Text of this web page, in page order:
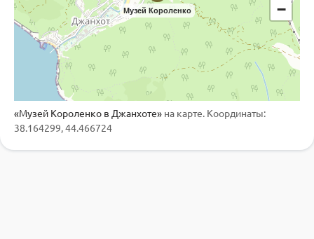
Музей Короленко
−
«Музей Короленко в Джанхоте» на карте. Координаты:
38.164299, 44.466724